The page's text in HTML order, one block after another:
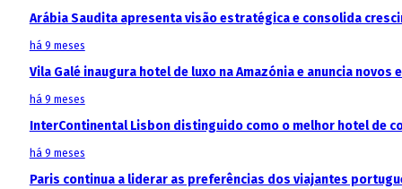
Arábia Saudita apresenta visão estratégica e consolida
há 9 meses
Vila Galé inaugura hotel de luxo na Amazónia e anuncia
há 9 meses
InterContinental Lisbon distinguido como o melhor hotel de
há 9 meses
Paris continua a liderar as preferências dos viajantes